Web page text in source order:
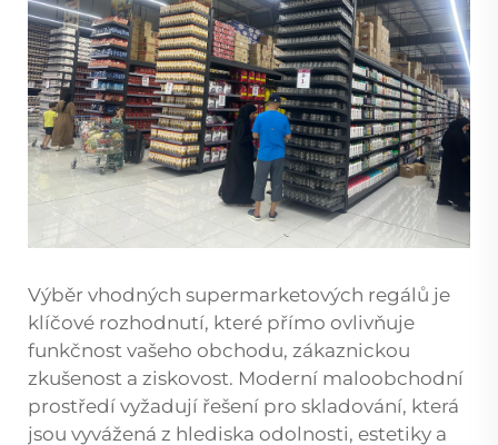
Výběr vhodných supermarketových regálů je
klíčové rozhodnutí, které přímo ovlivňuje
funkčnost vašeho obchodu, zákaznickou
zkušenost a ziskovost. Moderní maloobchodní
prostředí vyžadují řešení pro skladování, která
jsou vyvážená z hlediska odolnosti, estetiky a